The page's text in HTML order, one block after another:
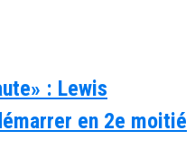
: Lewis
en 2e moitié